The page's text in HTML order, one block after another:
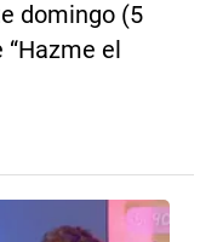
domingo (5
el